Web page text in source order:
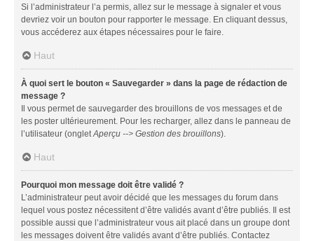
Si l’administrateur l’a permis, allez sur le message à signaler et vous
devriez voir un bouton pour rapporter le message. En cliquant dessus,
vous accéderez aux étapes nécessaires pour le faire.
Haut
À quoi sert le bouton « Sauvegarder » dans la page de rédaction de
message ?
Il vous permet de sauvegarder des brouillons de vos messages et de
les poster ultérieurement. Pour les recharger, allez dans le panneau de
l’utilisateur (onglet Aperçu --> Gestion des brouillons).
Haut
Pourquoi mon message doit être validé ?
L’administrateur peut avoir décidé que les messages du forum dans
lequel vous postez nécessitent d’être validés avant d’être publiés. Il est
possible aussi que l’administrateur vous ait placé dans un groupe dont
les messages doivent être validés avant d’être publiés. Contactez